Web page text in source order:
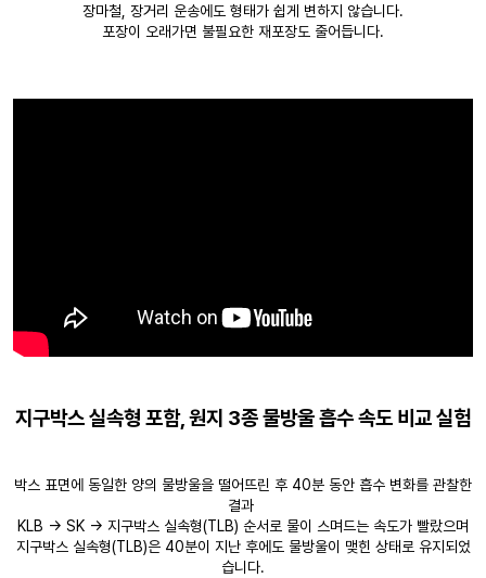
장마철, 장거리 운송에도 형태가 쉽게 변하지 않습니다.
포장이 오래가면 불필요한 재포장도 줄어듭니다.
지구박스 실속형 포함, 원지 3종 물방울 흡수 속도 비교 실험
박스 표면에 동일한 양의 물방울을 떨어뜨린 후 40분 동안 흡수 변화를 관찰한
결과
KLB → SK → 지구박스 실속형(TLB) 순서로 물이 스며드는 속도가 빨랐으며
지구박스 실속형(TLB)은 40분이 지난 후에도 물방울이 맺힌 상태로 유지되었
습니다.